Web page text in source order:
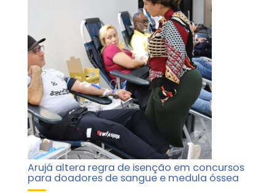
Arujá altera regra de isenção em concursos
para doadores de sangue e medula óssea